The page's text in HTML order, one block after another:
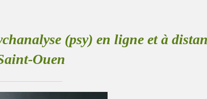
(psy) en ligne et à
Ouen